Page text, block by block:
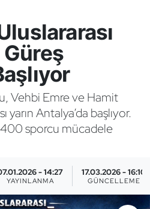
Güreş
Vehbi Emre ve Hamit
yarın Antalya’da başlıyor.
sporcu mücadele
- 14:27
YAYINLANMA
17.03.2026 - 16:10
GÜNCELLEME